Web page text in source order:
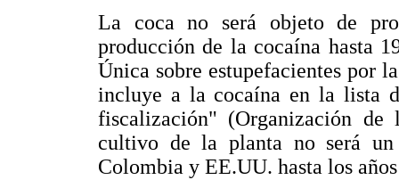
La coca no será objeto de
producción de la cocaína hasta
Única sobre estupefacientes por
incluye a la cocaína en la lista
fiscalización" (Organización
cultivo de la planta no será un
Colombia y EE.UU. hasta los